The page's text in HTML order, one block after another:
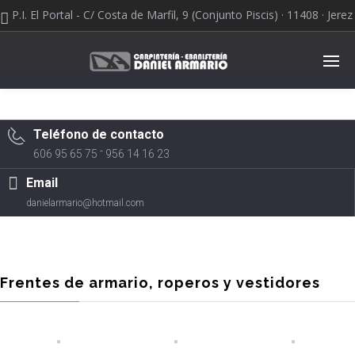
P.I. El Portal - C/ Costa de Marfil, 9 (Conjunto Piscis) · 11408 · Jerez
Teléfono de contacto
606 95 65 75 - 956 14 16 23
Email
danielarmario@hotmail.com
Frentes de armario, roperos y vestidores